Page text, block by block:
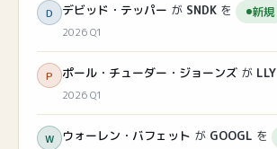
D デビッド・テッパー が SNDK を 新規
2026 Q1
P ポール・チューダー・ジョーンズ が LLY
2026 Q1
W ウォーレン・バフェット が GOOGL を